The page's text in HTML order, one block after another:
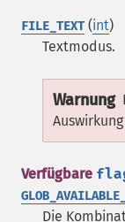
FILE_TEXT (int)
Textmodus.
Warnung
Verfügbare
Die